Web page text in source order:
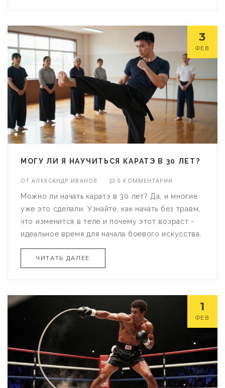
3
ФЕВ
МОГУ ЛИ Я НАУЧИТЬСЯ КАРАТЭ В 30 ЛЕТ?
ОТАЛЕКСАНДР ИВАНОВ 0 КОММЕНТАРИИ
Можно ли начать каратэ в 30 лет? Да, и многие
уже это сделали. Узнайте, как начать без травм,
что изменится в теле и почему этот возраст -
идеальное время для начала боевого искусства.
ЧИТАТЬ ДАЛЕЕ
1
ФЕВ